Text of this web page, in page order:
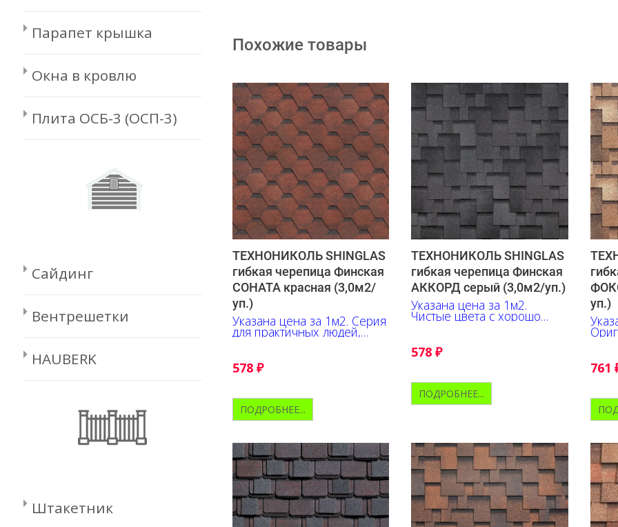
Похожие товары
ТЕХНОНИКОЛЬ SHINGLAS
гибкая черепица Финская
СОНАТА красная (3,0м2/
уп.)
Указана цена за 1м2. Серия
для практичных людей,
кровельный материал по
доступной цене
578 ₽
ПОДРОБНЕЕ...
ТЕХНОНИКОЛЬ SHINGLAS
гибкая черепица Финская
АККОРД серый (3,0м2/уп.)
Указана цена за 1м2.
Чистые цвета с хорошо
монохромную кровлю по
приемлемой цене
578₽
ПОДРОБНЕЕ...
уп.)
761
Парапет крышка
Окна в кровлю
Плита ОСБ-3 (ОСП-3)
Сайдинг
Вентрешетки
HAUBERK
Штакетник